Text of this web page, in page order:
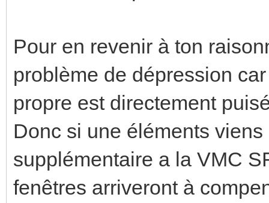
Pour en revenir à ton
problème de dépression
propre est directement
Donc si une éléments
supplémentaire a la VMC
fenêtres arriveront à